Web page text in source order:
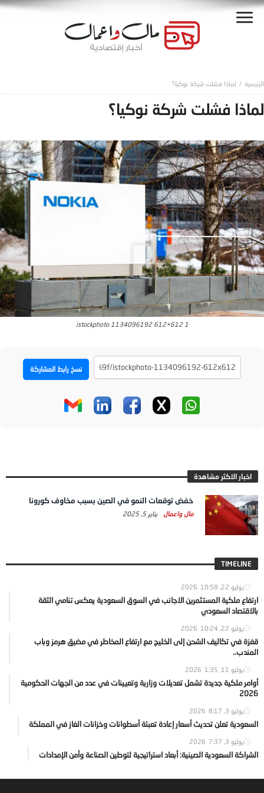
لماذا فشلت شركة نوكيا؟
لماذا فشلت شركة نوكيا؟
istockphoto 1134096192 612×612 1
نسخ رابط المشاركة
اخبار الاكثر مشاهدة
خفض توقعات النمو في الصين بسبب مخاوف كورونا
مال واعمال يناير 5, 2025
TIMELINE
يوليو 22, 2026 10:58
ارتفاع ملكية المستثمرين الاجانب في السوق السعودية يعكس تنامي الثقة
بالاقتصاد السعودي
يوليو 22, 2026 10:24
قفزة في تكاليف الشحن إلى الخليج مع ارتفاع المخاطر في مضيق هرمز وباب
المندب..
يوليو 11, 2026 1:35
أوامر ملكية جديدة تشمل تعديلات وزارية وتعيينات في عدد من الجهات الحكومية
2026
يوليو 3, 2026 8:17
السعودية تعلن تحديث أسعار إعادة تعبئة أسطوانات وخزانات الغاز في المملكة
يوليو 3, 2026 7:37
الشراكة السعودية الصينية: أبعاد استراتيجية لتوطين الصناعة وأمن الإمدادات